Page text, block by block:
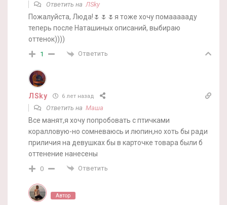
Ответить наЛSky
Пожалуйста, Люда!🌷🌷🌷я тоже хочу помаааааду
теперь после Наташиных описаний, выбираю
оттенок))))
1 Ответить
ЛSky 6 лет назад
Ответить на Маша
Все манят,я хочу попробовать с птичками
коралловую-но сомневаюсь и люпин,но хоть бы ради
приличия на девушках бы в карточке товара были б
оттенение нанесены
0 Ответить
Автор